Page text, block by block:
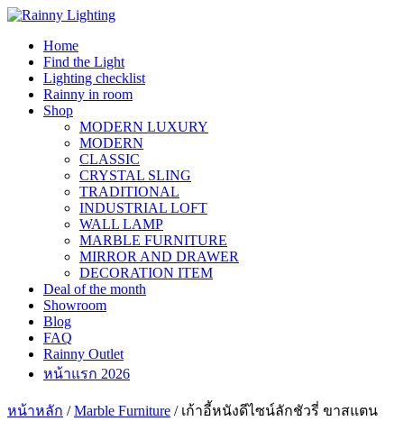
Skip
contentHome
Find the Light
Lighting checklist
Rainny in room
Shop
MODERN LUXURY
MODERN
CLASSIC
CRYSTAL SLING
TRADITIONAL
INDUSTRIAL LOFT
WALL LAMP
MARBLE FURNITURE
MIRROR AND DRAWER
DECORATION ITEM
Deal of the month
Showroom
Blog
FAQ
Rainny Outlet
หน้าแรก 2026
หน้าหลัก /Marble Furniture / เก้าอี้หนังดีไซน์ลักชัวรี่ ขาสแตน